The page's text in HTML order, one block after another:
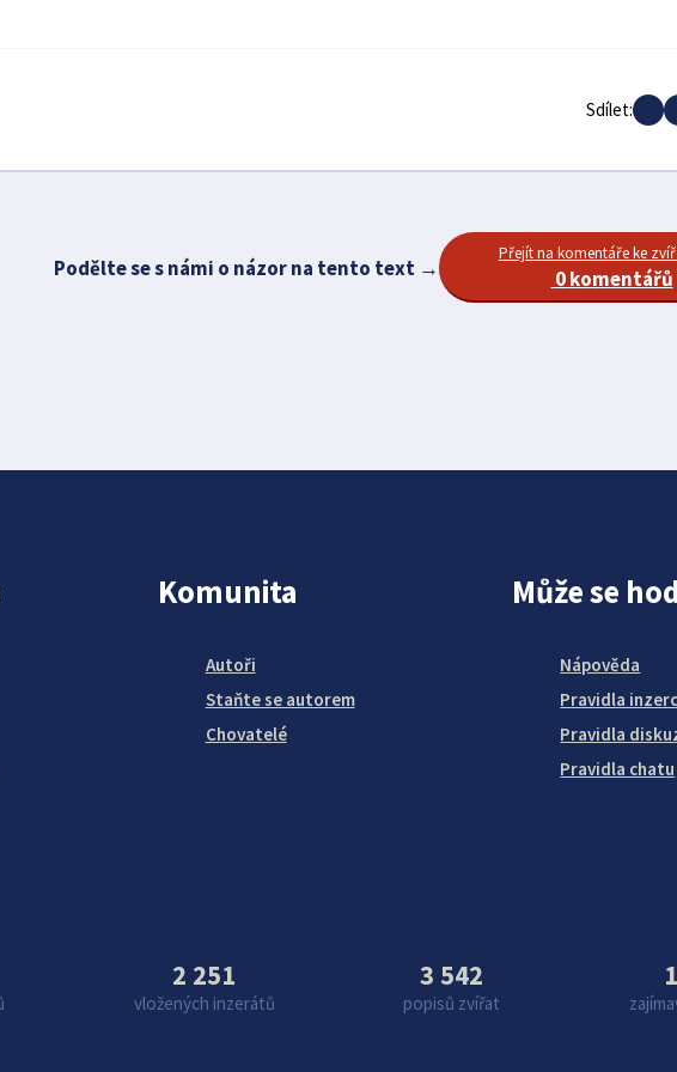
Sdílet:
Podělte se s námi o názor na tento text →
Přejít na komentáře ke
0 komentářů
Komunita
Autoři
Staňte se autorem
Chovatelé
Může se
Nápověda
Pravidla
Pravidla
Pravidla chatu
2 251
vložených inzerátů
3 542
popisů zvířat